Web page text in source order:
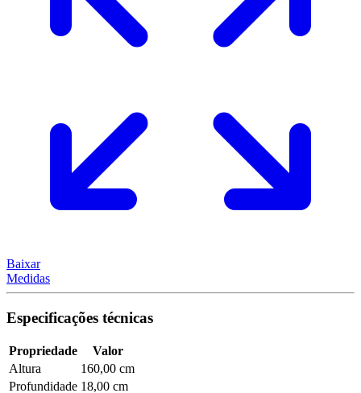
Baixar
Medidas
Especificações técnicas
Propriedade
Valor
Altura
160,00 cm
Profundidade 18,00 cm